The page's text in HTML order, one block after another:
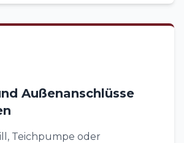
Außenanschlüsse
Teichpumpe oder